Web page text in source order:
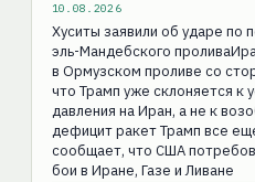
10.08.2026
Хуситы заявили об ударе по
эль-Мандебского
в Ормузском проливе со
что Трамп уже склоняется к
давления на Иран, а не к
дефицит ракет Трамп все
сообщает, что США
бои в Иране, Газе и Ливане